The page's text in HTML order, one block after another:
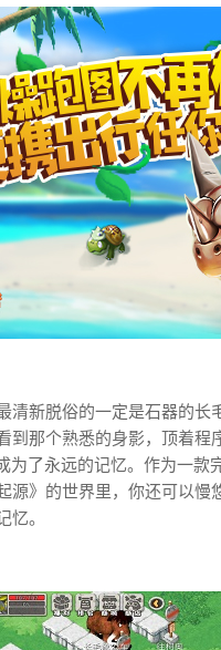
清新脱俗的一定是石器的
到那个熟悉的身影，顶着程
为了永远的记忆。作为一
源》的世界里，你还可以
忆。